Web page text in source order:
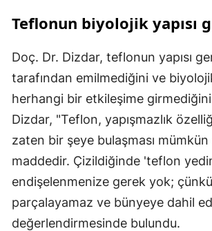
Teflonun biyolojik yapısı
Doç. Dr. Dizdar, teflonun yapısı
tarafından emilmediğini ve
herhangi bir etkileşime
Dizdar, "Teflon, yapışmazlık
zaten bir şeye bulaşması
maddedir. Çizildiğinde 'teflon
endişelenmenize gerek yok;
parçalayamaz ve bünyeye dahil
değerlendirmesinde bulundu.